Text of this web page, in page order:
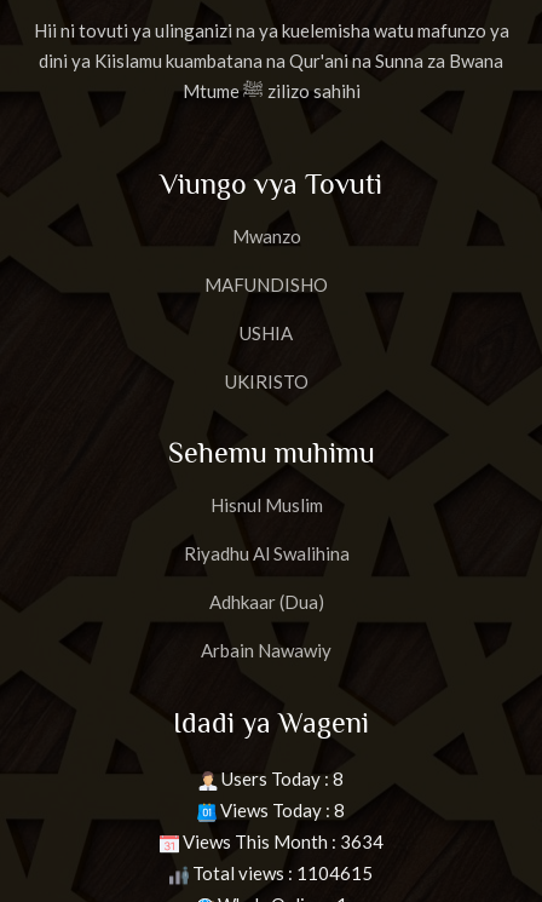
Hii ni tovuti ya ulinganizi na ya kuelemisha watu mafunzo ya
dini ya Kiislamu kuambatana na Qur'ani na Sunna za Bwana
Mtume ﷺ zilizo sahihi
Viungo vya Tovuti
Mwanzo
MAFUNDISHO
USHIA
UKIRISTO
Sehemu muhimu
Hisnul Muslim
Riyadhu Al Swalihina
Adhkaar (Dua)
Arbain Nawawiy
Idadi ya Wageni
Users Today : 8
Views Today : 8
Views This Month : 3634
Total views : 1104615